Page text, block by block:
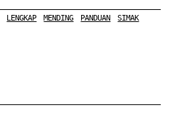
LENGKAP MENDING PANDUAN
SIMAK